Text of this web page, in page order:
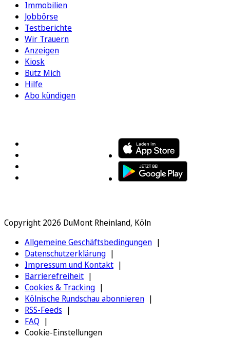
Immobilien
Jobbörse
Testberichte
Wir Trauern
Anzeigen
Kiosk
Bütz Mich
Hilfe
Abo kündigen
Copyright 2026 DuMont Rheinland, Köln
Allgemeine Geschäftsbedingungen
Datenschutzerklärung
Impressum und Kontakt
Barrierefreiheit
Cookies & Tracking
Kölnische Rundschau abonnieren
RSS-Feeds
FAQ
Cookie-Einstellungen